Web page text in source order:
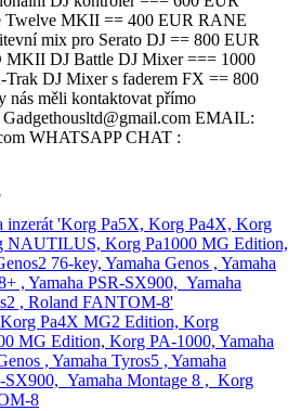
inzerát 'Korg Pa5X, Korg Pa4X, Korg
NAUTILUS, Korg Pa1000 MG Edition,
76-key, Yamaha Genos , Yamaha
, Yamaha PSR-SX900, Yamaha
, Roland FANTOM-8'
Pa4X MG2 Edition, Korg
MG Edition, Korg PA-1000, Yamaha
, Yamaha Tyros5 , Yamaha
SX900, Yamaha Montage 8 , Korg
8